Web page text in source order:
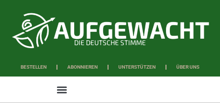
DIE DEUTSCHE STIMME
BESTELLEN ABONNIEREN UNTERSTÜTZEN ÜBER UNS